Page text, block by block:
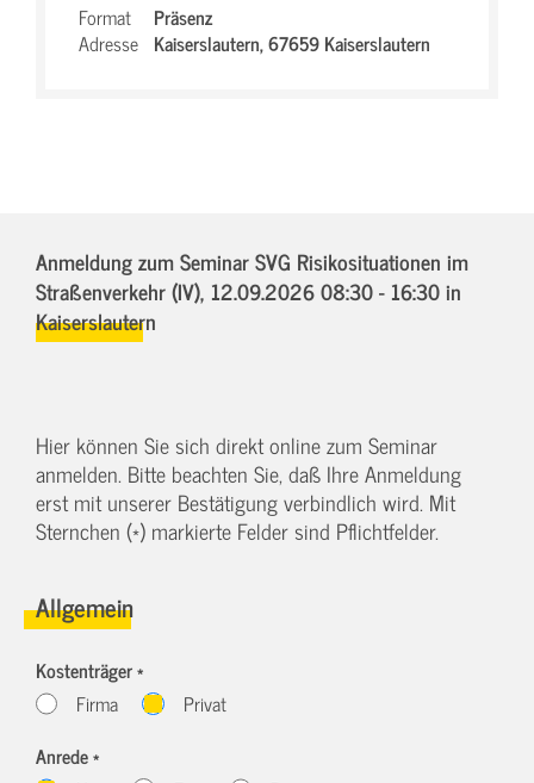
Format
Präsenz
Adresse Kaiserslautern,67659 Kaiserslautern
Anmeldung zum Seminar SVG Risikosituationen im
Straßenverkehr (IV), 12.09.2026 08:30 - 16:30in
Kaiserslautern
Hier können Sie sich direkt online zum Seminar
anmelden. Bitte beachten Sie, daß Ihre Anmeldung
erst mit unserer Bestätigung verbindlich wird. Mit
Sternchen (*) markierte Felder sind Pflichtfelder.
Allgemein
Kostenträger *
Firma
Privat
Anrede *